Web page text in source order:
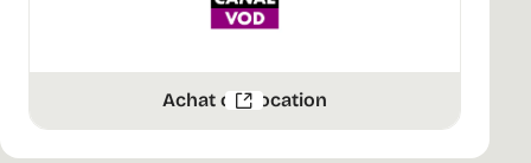
Achat ou Location